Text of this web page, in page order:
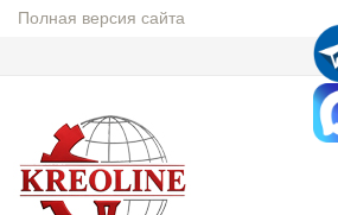
Полная версия сайта